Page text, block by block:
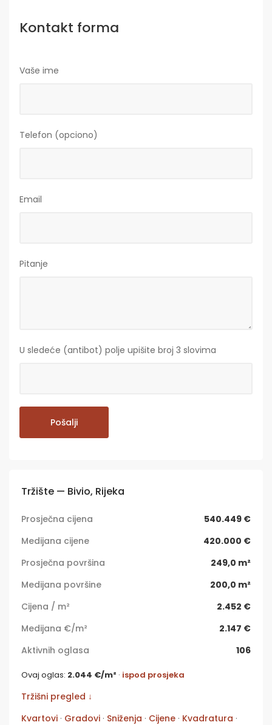
Kontakt forma
Vaše ime
Telefon (opciono)
Email
Pitanje
U sledeće (antibot) polje upišite broj 3 slovima
Tržište — Bivio, Rijeka
Prosječna cijena
540.449 €
Medijana cijene
420.000 €
Prosječna površina
249,0 m²
Medijana površine
200,0 m²
Cijena / m²
2.452 €
Medijana €/m²
2.147 €
Aktivnih oglasa
106
Ovaj oglas: 2.044 €/m² · ispod prosjeka
Tržišni pregled ↓
Kvartovi · Gradovi · Sniženja · Cijene · Kvadratura ·